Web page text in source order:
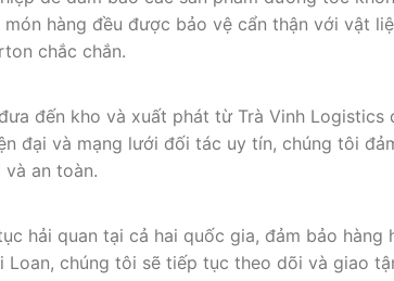
hàng đều được bảo vệ cẩn thận với vật
chắc chắn.
đến kho và xuất phát từ Trà Vinh Logistics
đại và mạng lưới đối tác uy tín, chúng tôi
và an toàn.
hải quan tại cả hai quốc gia, đảm bảo hàng
chúng tôi sẽ tiếp tục theo dõi và giao